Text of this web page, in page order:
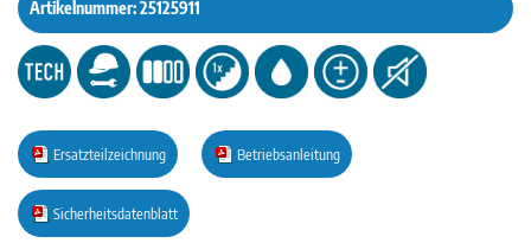
Artikelnummer:25125911
Ersatzteilzeichnung Betriebsanleitung
Sicherheitsdatenblatt